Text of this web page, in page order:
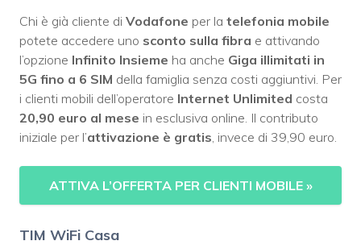
Chi è già cliente di Vodafone per la telefonia mobile
potete accedere uno sconto sulla fibra e attivando
l’opzione Infinito Insieme ha anche Giga illimitati in
5G fino a 6 SIM della famiglia senza costi aggiuntivi. Per
i clienti mobili dell’operatore Internet Unlimited costa
20,90 euro al mese in esclusiva online. Il contributo
iniziale per l’attivazione è gratis , invece di 39,90 euro.
ATTIVA L’OFFERTA PER CLIENTI MOBILE »
TIM WiFi Casa